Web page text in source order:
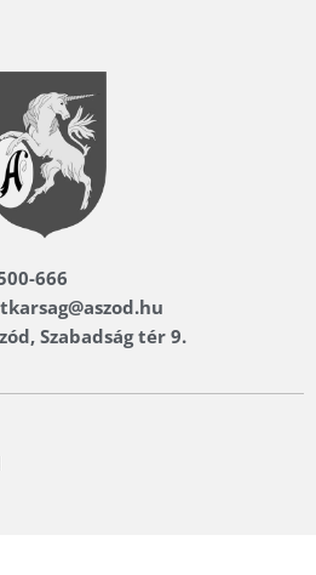
666
Szabadság tér 9.